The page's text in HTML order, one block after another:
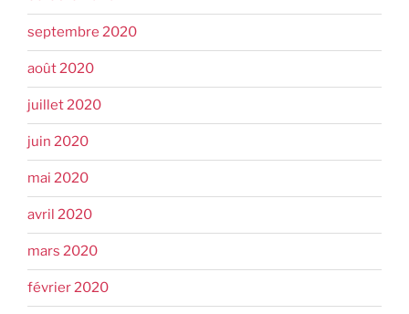
septembre 2020
août 2020
juillet 2020
juin 2020
mai 2020
avril 2020
mars 2020
février 2020